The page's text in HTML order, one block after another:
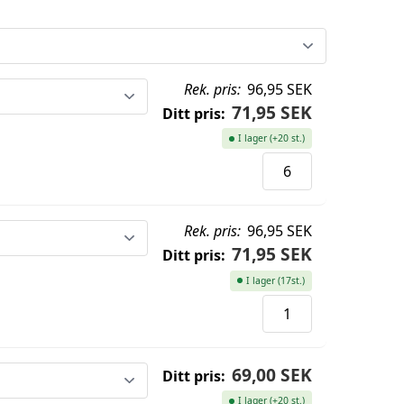
Rek. pris: 96,95 SEK
Ditt pris: 71,95 SEK
I lager (+20 st.)
Rek. pris: 96,95 SEK
Ditt pris: 71,95 SEK
I lager (17st.)
Ditt pris: 69,00 SEK
I lager (+20 st.)